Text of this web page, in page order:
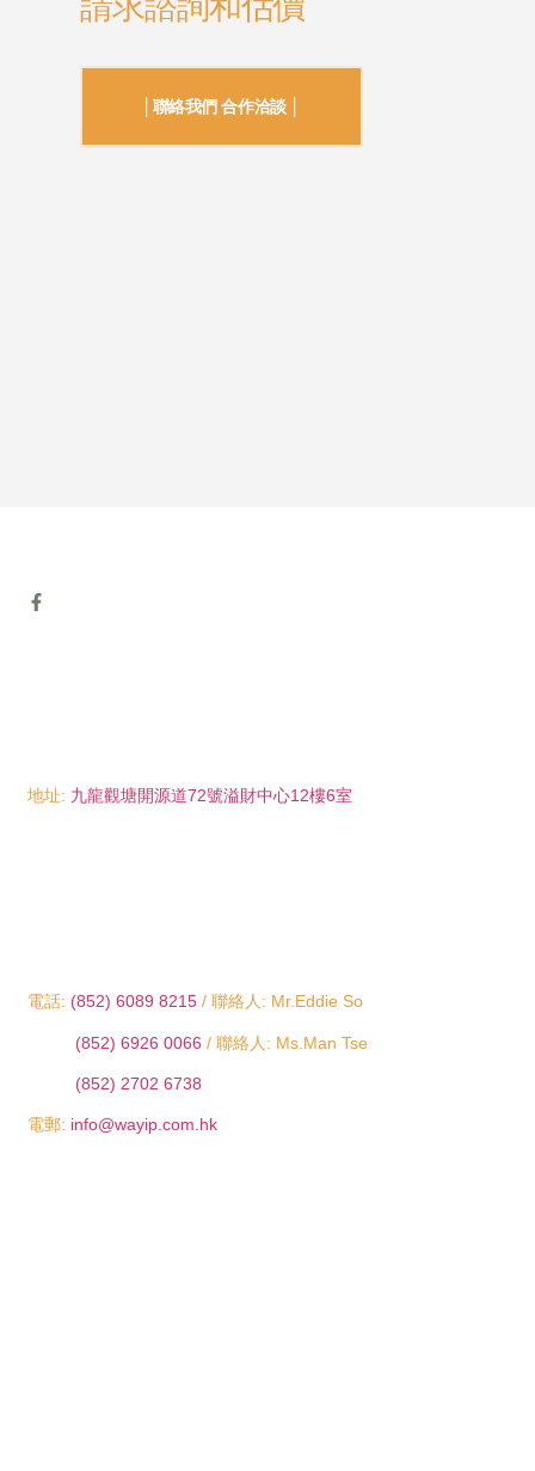
│聯絡我們 合作洽談 │
電話: (852) 6089 8215 / 聯絡人: Mr.Eddie So
(852) 6926 0066/ 聯絡人: Ms.Man Tse
(852) 2702 6738
電郵: info@wayip.com.hk
地址: 九龍觀塘開源道72號溢財中心12樓6室